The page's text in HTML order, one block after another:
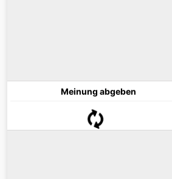
Meinung abgeben